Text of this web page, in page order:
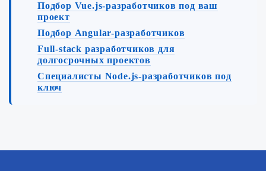
Подбор Vue.js-разработчиков под ваш
проект
Подбор Angular-разработчиков
Full-stack разработчиков для
долгосрочных проектов
Специалисты Node.js-разработчиков под
ключ